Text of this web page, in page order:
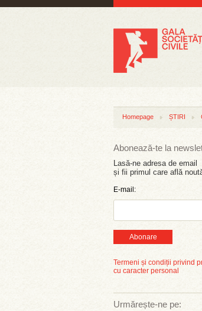
Homepage ȘTIRI
Abonează-te la
Lasă-ne adresa de email
și fii primul care află
E-mail:
Abonare
Termeni și condiții privind
cu caracter personal
Urmărește-ne pe: